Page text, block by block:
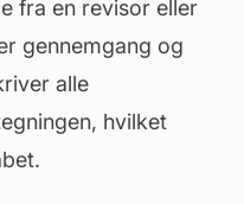
fra en revisor eller
gennemgang og
alle
hvilket